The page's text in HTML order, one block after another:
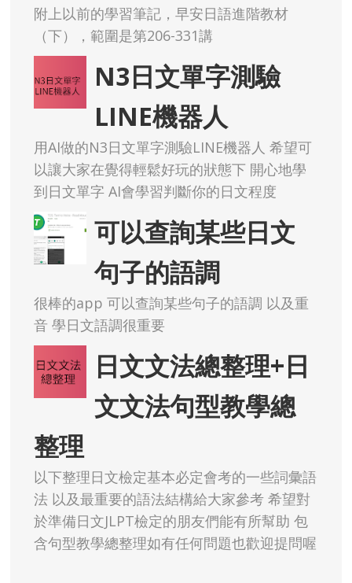
附上以前的學習筆記，早安日語進階教材
（下），範圍是第206-331講
N3日文單字測驗
LINE機器人
用AI做的N3日文單字測驗LINE機器人 希望可
以讓大家在覺得輕鬆好玩的狀態下 開心地學
到日文單字 AI會學習判斷你的日文程度
可以查詢某些日文
句子的語調
很棒的app 可以查詢某些句子的語調 以及重
音 學日文語調很重要
日文文法總整理+日
文文法句型教學總
整理
以下整理日文檢定基本必定會考的一些詞彙語
法 以及最重要的語法結構給大家參考 希望對
於準備日文JLPT檢定的朋友們能有所幫助 包
含句型教學總整理如有任何問題也歡迎提問喔